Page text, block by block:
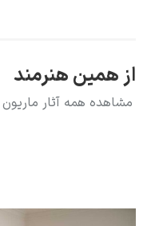
یوهانس فرمیر
از همین هنرمند
مشاهده همه آثار ماریون